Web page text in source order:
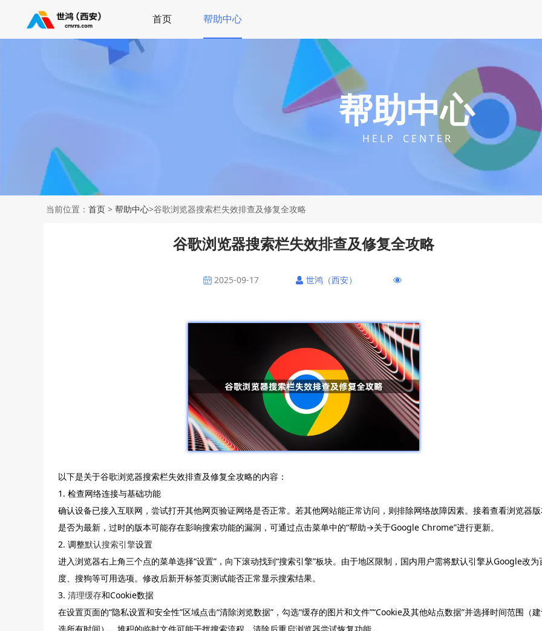
首页 帮助中心
帮助中心
H E L P C E N T E R
当前位置： 首页 > 帮助中心>谷歌浏览器搜索栏失效排查及修复全攻略
谷歌浏览器搜索栏失效排查及修复全攻略
2025-09-17 世鸿（西安）
以下是关于谷歌浏览器搜索栏失效排查及修复全攻略的内容：
1. 检查网络连接与基础功能
确认设备已接入互联网，尝试打开其他网页验证网络是否正常。若其他网站能正常访问，则排除网络故障因素。接着查看浏览器
是否为最新，过时的版本可能存在影响搜索功能的漏洞，可通过点击菜单中的“帮助→关于Google Chrome”进行更新。
2. 调整默认搜索引擎设置
进入浏览器右上角三个点的菜单选择“设置”，向下滚动找到“搜索引擎”板块。由于地区限制，国内用户需将默认引擎从Google改为
度、搜狗等可用选项。修改后新开标签页测试能否正常显示搜索结果。
3. 清理缓存和Cookie数据
在设置页面的“隐私设置和安全性”区域点击“清除浏览数据”，勾选“缓存的图片和文件”“Cookie及其他站点数据”并选择时间范围（